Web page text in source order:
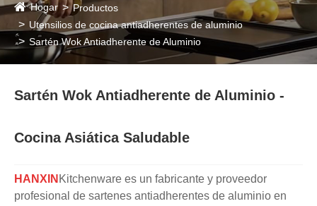
Hogar
Productos
Utensilios de cocina antiadherentes de aluminio
Sartén Wok Antiadherente de Aluminio
Sartén Wok Antiadherente de Aluminio -
Cocina Asiática Saludable
HANXIN Kitchenware es un fabricante y proveedor
profesional de sartenes antiadherentes de aluminio en